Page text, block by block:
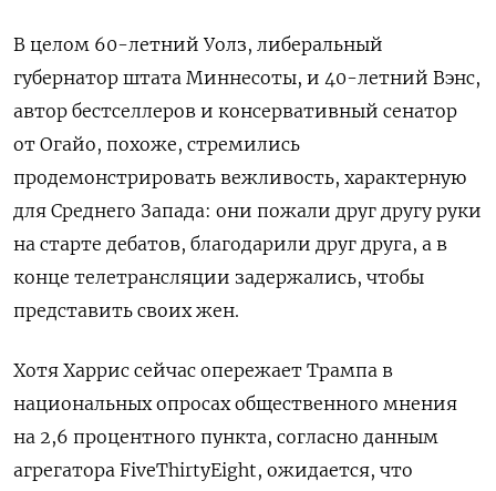
В целом 60-летний Уолз, либеральный
губернатор штата Миннесоты, и 40-летний Вэнс,
автор бестселлеров и консервативный сенатор
от Огайо, похоже, стремились
продемонстрировать вежливость, характерную
для Среднего Запада: они пожали друг другу руки
на старте дебатов, благодарили друг друга, а в
конце телетрансляции задержались, чтобы
представить своих жен.
Хотя Харрис сейчас опережает Трампа в
национальных опросах общественного мнения
на 2,6 процентного пункта, согласно данным
агрегатора FiveThirtyEight, ожидается, что